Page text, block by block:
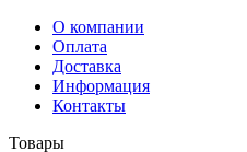
О компании
Оплата
Доставка
Информация
Контакты
Товары